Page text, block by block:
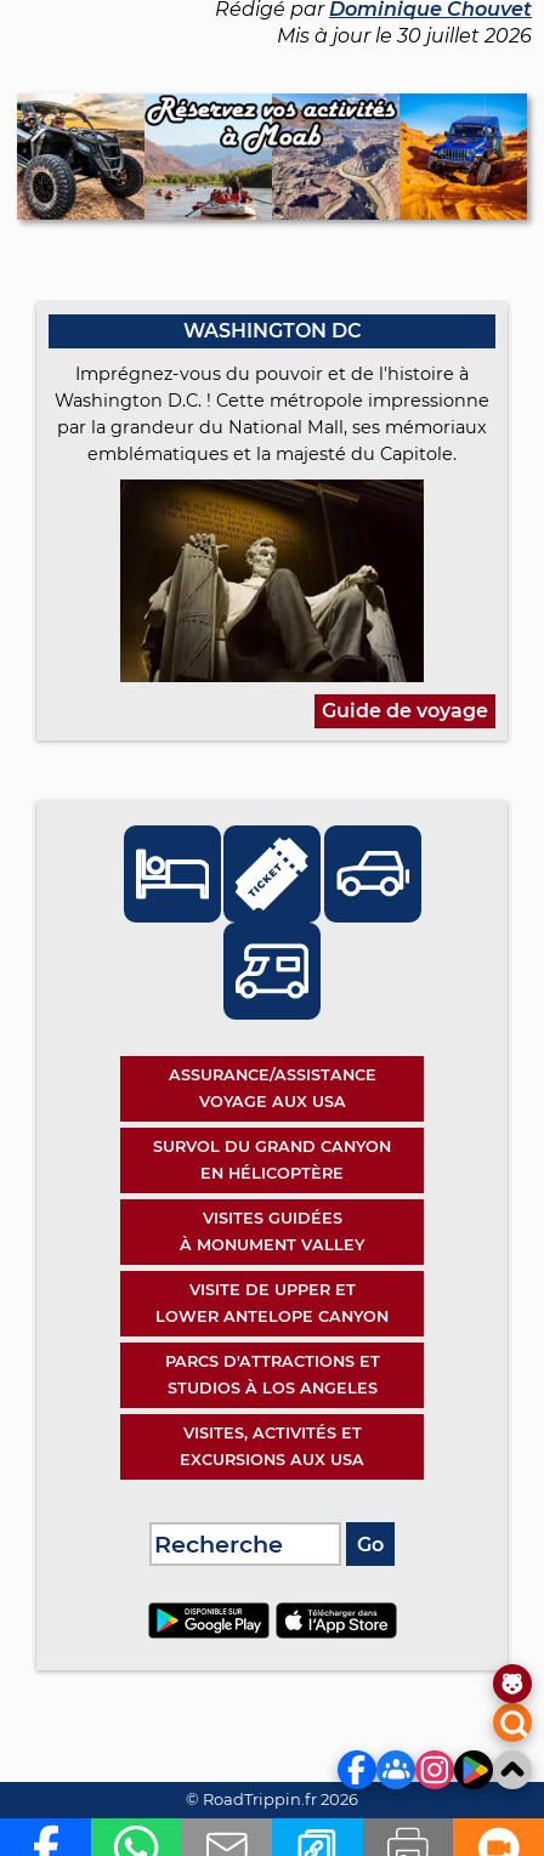
Rédigé par Dominique Chouvet
Mis à jour le30 juillet 2026
WASHINGTON DC
Imprégnez-vous du pouvoir et de l'histoire à
Washington D.C. ! Cette métropole impressionne
par la grandeur du National Mall, ses mémoriaux
emblématiques et la majesté du Capitole.
Guide de voyage
ASSURANCE/ASSISTANCE
VOYAGE AUX USA
SURVOL DU GRAND CANYON
EN HÉLICOPTÈRE
VISITES GUIDÉES
À MONUMENT VALLEY
VISITE DE UPPER ET
LOWER ANTELOPE CANYON
PARCS D'ATTRACTIONS ET
STUDIOS À LOS ANGELES
VISITES, ACTIVITÉS ET
EXCURSIONS AUX USA
© RoadTrippin.fr 2026